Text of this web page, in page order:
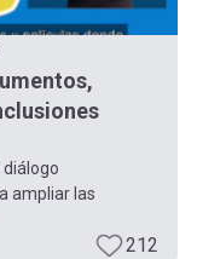
diálogo
ampliar las
212